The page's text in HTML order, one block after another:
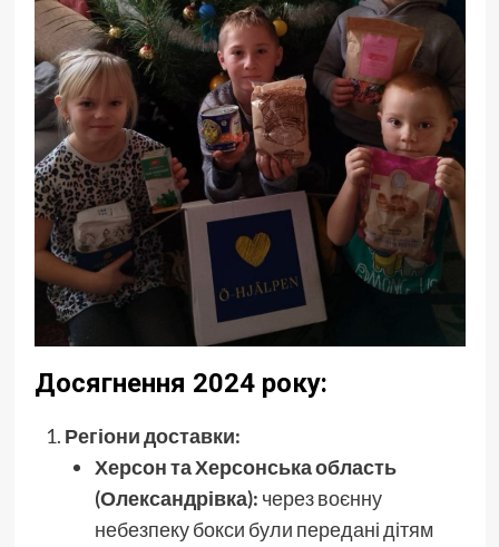
Досягнення 2024 року:
Регіони доставки:
Херсон та Херсонська область
(Олександрівка): через воєнну
небезпеку бокси були передані дітям